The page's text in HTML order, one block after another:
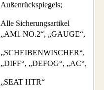
Außenrückspiegels;
Alle Sicherungsartikel
„AM1 NO.2“, „GAUGE“,
„SCHEIBENWISCHER“,
„DIFF“, „DEFOG“, „AC“,
„SEAT HTR“